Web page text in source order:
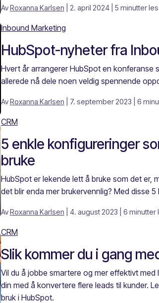
AvRoxanna Karlsen | 2. april 2024 | 5 minutter
Inbound Marketing
HubSpot-nyheter fra
Hvert år arrangerer HubSpot en konferanse
allerede nå dele noen veldig spennende
AvRoxanna Karlsen | 7. september 2023 | 6
CRM
5 enkle konfigureringer
bruke
HubSpot er lekende lett å bruke som det er,
det blir enda mer brukervennlig? Med disse
AvRoxanna Karlsen | 4. august 2023 | 6
CRM
Slik kommer du i gang
Vil du å jobbe smartere og mer effektivt
din med å konvertere flere leads til kunder.
bruk i HubSpot.